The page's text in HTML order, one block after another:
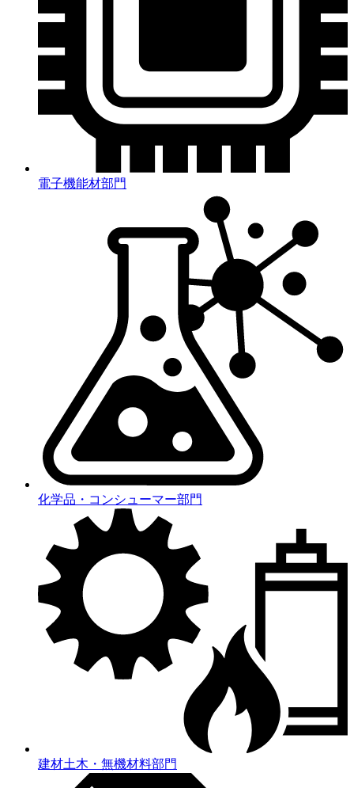
電子機能材部門
化学品・コンシューマー部門
建材土木・無機材料部門